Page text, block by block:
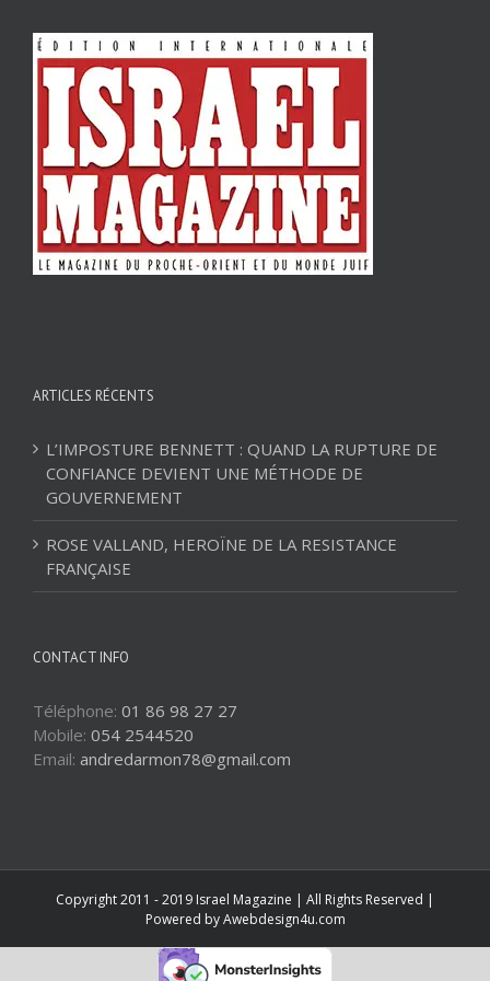
ARTICLES RÉCENTS
L’IMPOSTURE BENNETT : QUAND LA RUPTURE DE
CONFIANCE DEVIENT UNE MÉTHODE DE
GOUVERNEMENT
ROSE VALLAND, HEROÏNE DE LA RESISTANCE
FRANÇAISE
CONTACT INFO
Téléphone: 01 86 98 27 27
Mobile: 054 2544520
Email: andredarmon78@gmail.com
Copyright 2011 - 2019 Israel Magazine | All Rights Reserved |
Powered byAwebdesign4u.com